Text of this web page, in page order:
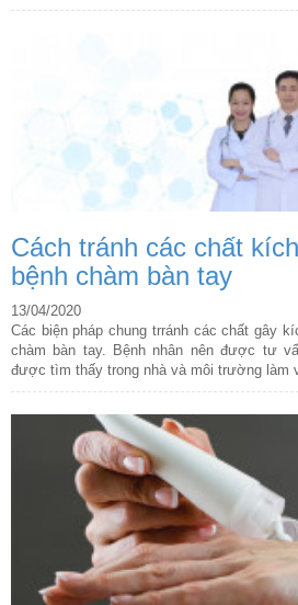
Cách tránh các chất
bệnh chàm bàn tay
13/04/2020
Các biện pháp chung trránh các chất gây
chàm bàn tay. Bệnh nhân nên được tư
được tìm thấy trong nhà và môi trường làm